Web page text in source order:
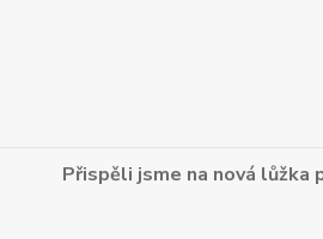
Přispěli jsme na nová